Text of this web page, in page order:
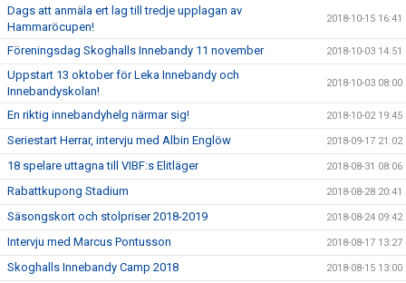
Dags att anmäla ert lag till tredje upplagan av
Hammaröcupen!
2018-10-15 16:41
Föreningsdag Skoghalls Innebandy 11 november 2018-10-03 14:51
Uppstart 13 oktober för Leka Innebandy och
Innebandyskolan!
2018-10-03 08:00
En riktig innebandyhelg närmar sig! 2018-10-02 19:45
Seriestart Herrar, intervju med Albin Englöw 2018-09-17 21:02
18 spelare uttagna till VIBF:s Elitläger 2018-08-31 08:06
Rabattkupong Stadium 2018-08-28 20:41
Säsongskort och stolpriser 2018-2019 2018-08-24 09:42
Intervju med Marcus Pontusson 2018-08-17 13:27
Skoghalls Innebandy Camp 2018 2018-08-15 13:00